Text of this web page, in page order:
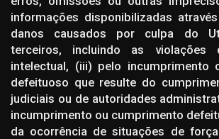
informações disponibilizadas
danos causados por culpa do
terceiros, incluindo as violações
intelectual, (iii) pelo incumprimento
defeituoso que resulte do
judiciais ou de autoridades
incumprimento ou cumprimento
da ocorrência de situações de